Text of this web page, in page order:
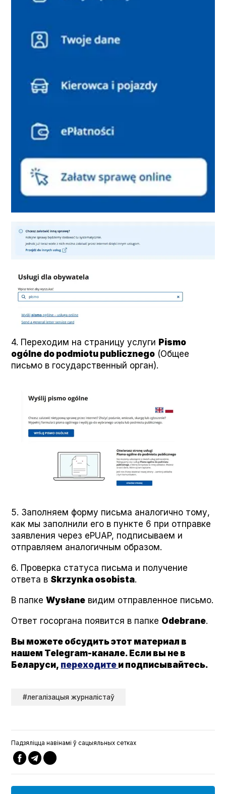
4. Переходим на страницу услуги Pis­mo
ogólne do pod­mio­tu pub­licznego (Общее
письмо в государственный орган).
5. Заполняем форму письма аналогично тому,
как мы заполнили его в пункте 6 при отправке
заявления через ePUAP, подписываем и
отправляем аналогичным образом.
6. Проверка статуса письма и получение
ответа в Skrzyn­ka oso­bista.
В папкеWysłane видим отправленное письмо.
Ответ госоргана появится в папке Ode­brane.
Вы можете обсудить этот материал в
нашем Telegram-канале. Если вы не в
Беларуси, переходите и подписывайтесь.
#легалізацыя журналістаў
Падзяліцца навінамі ў сацыяльных сетках